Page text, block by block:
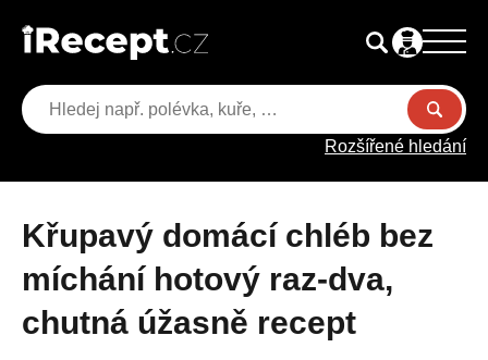
Rozšířené hledání
Křupavý domácí chléb bez
míchání hotový raz-dva,
chutná úžasně recept